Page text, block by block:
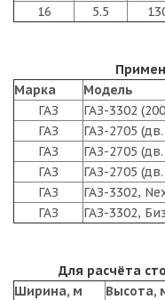
16
5.5
Марка
Модель
ГАЗ
ГАЗ-3302
ГАЗ
ГАЗ-2705
ГАЗ
ГАЗ-2705
ГАЗ
ГАЗ-2705
ГАЗ
ГАЗ-3302,
ГАЗ
ГАЗ-3302,
Для расчёта
Ширина, м
Высота,